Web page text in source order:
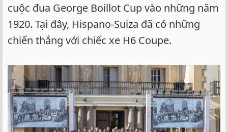
cuộc đua George Boillot Cup vào những năm
1920. Tại đây, Hispano-Suiza đã có những
chiến thắng với chiếc xe H6 Coupe.